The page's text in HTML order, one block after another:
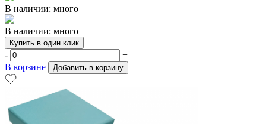
В наличии: много
В наличии: много
Купить в один клик
-
+
В корзине
Добавить в корзину